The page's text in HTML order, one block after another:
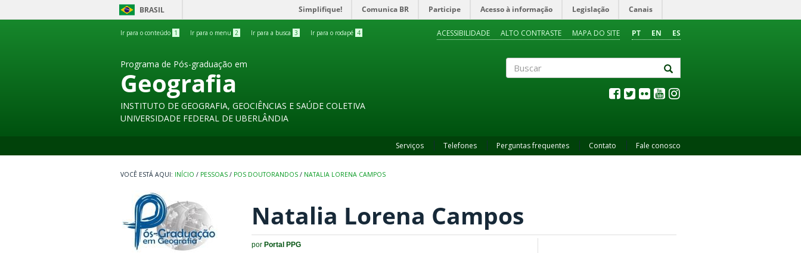
BRASIL Simplifique! Comunica BR Participe Acesso à informação Legislação Canais
Ir para o conteúdo 1 Ir para o menu 2 Ir para a busca 3 Ir para o rodapé 4 PT EN ES
ACESSIBILIDADE ALTO CONTRASTE MAPA DO SITE
Programa de Pós-graduação em
Geografia
INSTITUTO DE GEOGRAFIA, GEOCIÊNCIAS E SAÚDE COLETIVA
UNIVERSIDADE FEDERAL DE UBERLÂNDIA
Serviços Telefones Perguntas frequentes Contato Fale conosco
INÍCIO / PESSOAS / POS DOUTORANDOS / NATALIA LORENA CAMPOS
Natalia Lorena Campos
por Portal PPG